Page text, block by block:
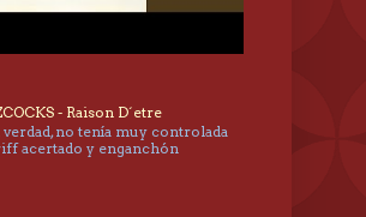
- Raison D´etre
verdad, no tenía muy controlada
acertado y enganchón